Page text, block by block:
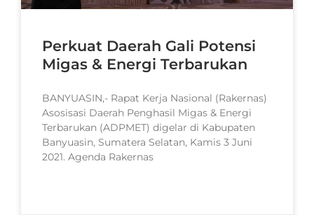
Perkuat Daerah Gali Potensi
Migas & Energi Terbarukan
BANYUASIN,- Rapat Kerja Nasional (Rakernas)
Asosisasi Daerah Penghasil Migas & Energi
Terbarukan (ADPMET) digelar di Kabupaten
Banyuasin, Sumatera Selatan, Kamis 3 Juni
2021. Agenda Rakernas